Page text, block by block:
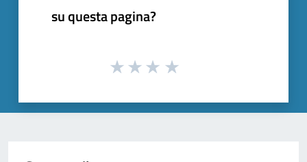
su questa pagina?